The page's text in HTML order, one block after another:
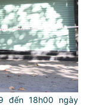
đến 18h00 ngày